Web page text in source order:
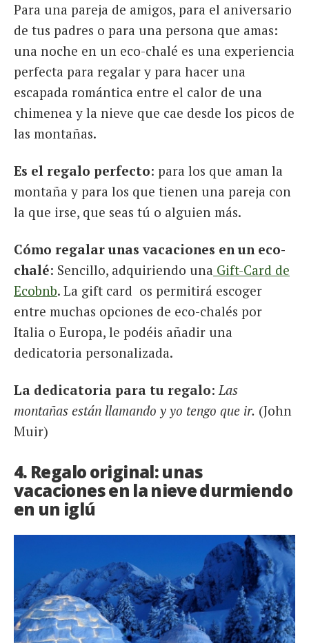
Para una pareja de amigos, para el aniversario
de tus padres o para una persona que amas:
una noche en un eco-chalé es una experiencia
perfecta para regalar y para hacer una
escapada romántica entre el calor de una
chimenea y la nieve que cae desde los picos de
las montañas.
Es el regalo perfecto: para los que aman la
montaña y para los que tienen una pareja con
la que irse, que seas tú o alguien más.
Cómo regalar unas vacaciones en un eco-
chalé: Sencillo, adquiriendo una Gift-Card de
Ecobnb. La gift card os permitirá escoger
entre muchas opciones de eco-chalés por
Italia o Europa, le podéis añadir una
dedicatoria personalizada.
La dedicatoria para tu regalo: Las
montañas están llamando y yo tengo que ir. (John
Muir)
4. Regalo original: unas
vacaciones en la nieve durmiendo
en un iglú